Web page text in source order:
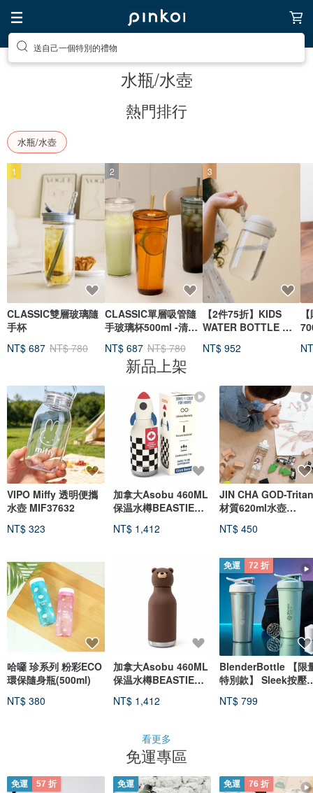
送自己一個特別的禮物
水瓶/水壺
熱門排行
水瓶/水壺
CLASSIC雙層玻璃隨
手杯
NT$ 687 NT$ 780
1
CLASSIC單層吸管隨
手玻璃杯500ml -清透/
NT$ 687 NT$ 780
2
【2件75折】KIDS
WATER BOTTLE 輕
NT$ 952
3
新品上架
VIPO Miffy 透明便攜
水壺 MIF37632
NT$ 323
哈囉 珍系列 粉彩ECO
環保隨身瓶(500ml)
NT$ 380
加拿大Asobu 460ML
保温水樽BEASTIE系
NT$ 1,412
加拿大Asobu 460ML
保温水樽BEASTIE系
NT$ 1,412
JIN CHA GOD-Tritan
材質620ml水壺
His heart
NT$ 450
免運 72 折
BlenderBottle 【限
特別款】 Sleek按壓
25oz/740ml
NT$ 799
看更多
免運專區
免運 57 折 免運 免運 76 折